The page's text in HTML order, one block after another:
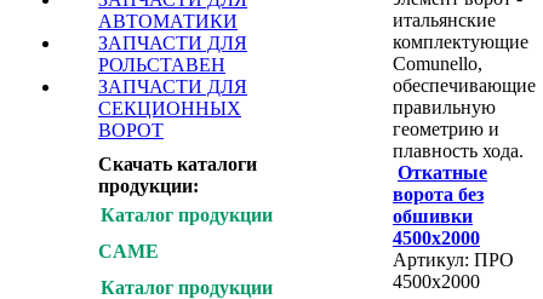
АВТОМАТИКИ
ЗАПЧАСТИ ДЛЯ
РОЛЬСТАВЕН
ЗАПЧАСТИ ДЛЯ
СЕКЦИОННЫХ
ВОРОТ
Скачать каталоги
продукции:
Каталог продукции
CAME
Каталог продукции
итальянские
комплектующие
Comunello,
обеспечивающие
правильную
геометрию и
плавность хода.
Откатные
ворота без
обшивки
4500х2000
Артикул: ПРО
4500х2000